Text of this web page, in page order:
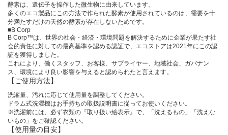
酵素は、遺伝子を操作した微生物に由来しています。
多くのエコ製品にこの方法で作られた酵素が使用されているのは、需要を十
分満たすだけの天然の酵素が存在しないためです。
■B Corp
B Corp™は、世界の社会・経済・環境問題を解決するために企業が果たす社
会的責任に対しての最高基準を認める認証で、エコストアは2021年にこの認
証を獲得しました。
これにより、働くスタッフ、お客様、サプライヤー、地域社会、ガバナン
ス、環境により良い影響を与えると認められたと言えます。
【ご使用方法】
洗濯量、汚れに応じて使用量を調整してください。
ドラム式洗濯機はお手持ちの取扱説明書に従ってお使いください。
※洗濯前には、必ず衣類の『取り扱い絵表示』で、「洗えるもの」「洗えな
いもの」をご確認ください。
【使用量の目安】